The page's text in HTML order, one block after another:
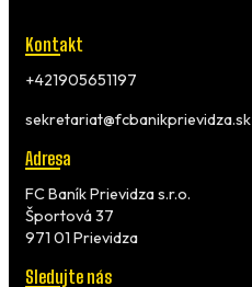
Kontakt
+421905651197
sekretariat@fcbanikprievidza.sk
Adresa
FC Baník Prievidza s.r.o.
Športová 37
971 01 Prievidza
Sledujte nás